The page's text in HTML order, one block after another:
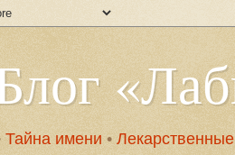
Тайна имени •